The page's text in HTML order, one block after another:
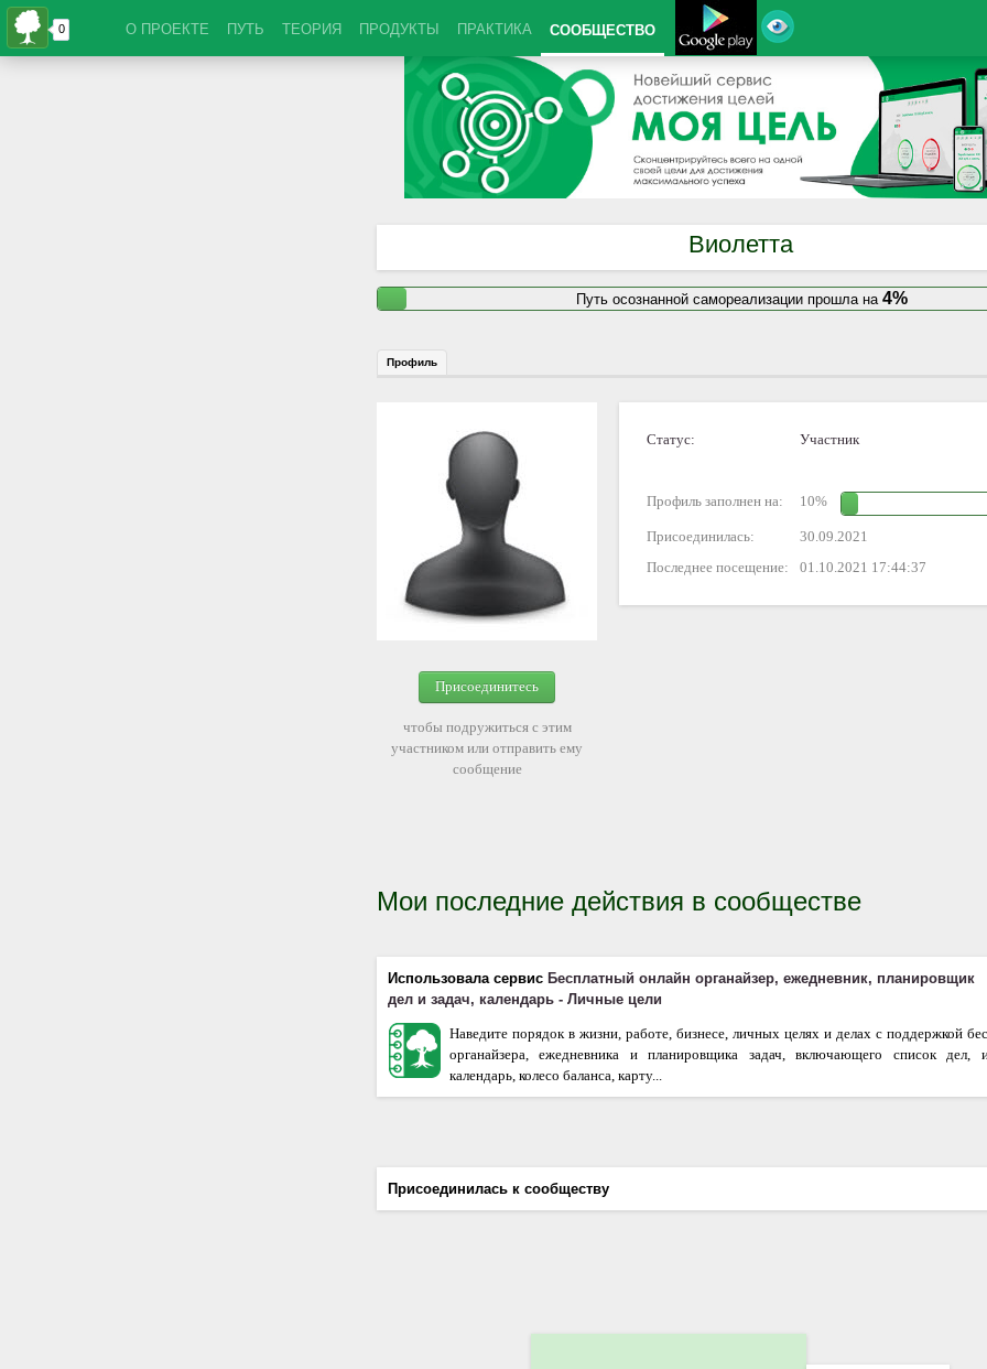
О ПРОЕКТЕ ПУТЬ ТЕОРИЯ ПРОДУКТЫ ПРАКТИКА СООБЩЕСТВО
Виолетта
Путь осознанной самореализации прошла на 4%
Профиль
Присоединитесь
чтобы подружиться с этим
участником или отправить ему
сообщение
Статус: Участник
Профиль заполнен на: 10%
Присоединилась:
30.09.2021
Последнее посещение:
01.10.2021 17:44:37
Мои последние действия в сообществе
Использовала сервис Бесплатный онлайн органайзер, ежедневник, планировщик
дел и задач, календарь - Личные цели
Наведите порядок в жизни, работе, бизнесе, личных целях и делах с поддержкой
органайзера, ежедневника и планировщика задач, включающего список дел,
календарь, колесо баланса, карту...
Присоединилась к сообществу